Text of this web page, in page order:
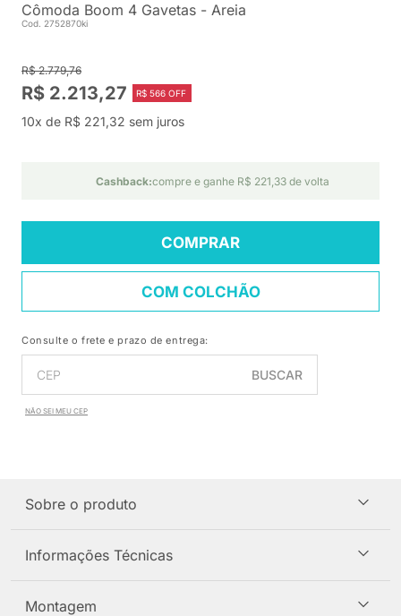
Cômoda Boom 4 Gavetas - Areia
Cod. 2752870ki
R$ 2.779,76
R$ 2.213,27 R$ 566 OFF
10x de R$ 221,32 sem juros
Cashback:compre e ganhe R$ 221,33 de volta
COMPRAR
COM COLCHÃO
Consulte o frete e prazo de entrega:
BUSCAR
NÃO SEI MEU CEP
Sobre o produto
Informações Técnicas
Montagem